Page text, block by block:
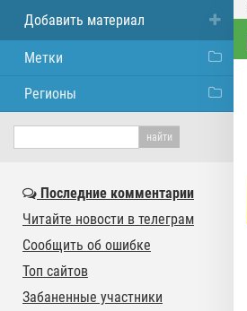
Добавить материал
Метки
Регионы
Последние комментарии
Читайте новости в телеграм
Сообщить об ошибке
Топ сайтов
Забаненные участники